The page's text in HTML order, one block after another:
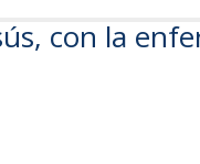
con la